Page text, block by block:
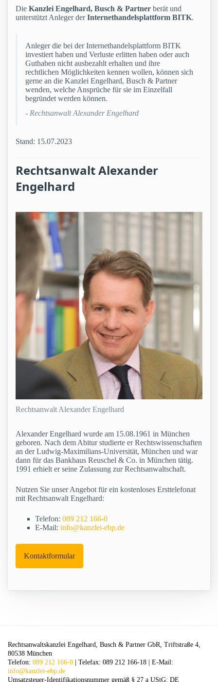
Die Kanzlei Engelhard, Busch & Partner berät und
unterstützt Anleger derInternethandelsplattform BITK.
Anleger die bei der Internethandelsplattform BITK
investiert haben und Verluste erlitten haben oder auch
Guthaben nicht ausbezahlt erhalten und ihre
rechtlichen Möglichkeiten kennen wollen, können sich
gerne an die Kanzlei Engelhard, Busch & Partner
wenden, welche Ansprüche für sie im Einzelfall
begründet werden können.
- Rechtsanwalt Alexander Engelhard
Stand: 15.07.2023
Rechtsanwalt Alexander
Engelhard
Rechtsanwalt Alexander Engelhard
Alexander Engelhard wurde am 15.08.1961 in München
geboren. Nach dem Abitur studierte er Rechtswissenschaften
an der Ludwig-Maximilians-Universität, München und war
dann für das Bankhaus Reuschel & Co. in München tätig.
1991 erhielt er seine Zulassung zur Rechtsanwaltschaft.
Nutzen Sie unser Angebot für ein kostenloses Ersttelefonat
mit Rechtsanwalt Engelhard:
Telefon: 089 212 166-0
E-Mail: info@kanzlei-ebp.de
Kontaktformular
Rechtsanwaltskanzlei Engelhard, Busch & Partner GbR, Triftstraße 4,
80538 München
Telefon: 089 212 166-0 | Telefax: 089 212 166-18 | E-Mail:
info@kanzlei-ebp.de
Umsatzsteuer-Identifikationsnummer gemäß § 27 a UStG: DE